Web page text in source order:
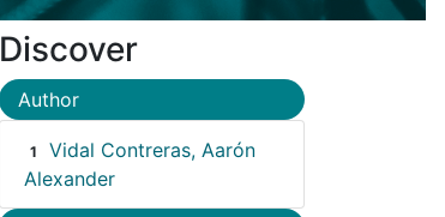
Discover
Author
1
Vidal Contreras, Aarón
Alexander